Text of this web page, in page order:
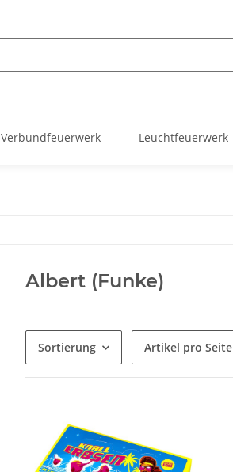
Verbundfeuerwerk Leuchtfeuerwerk
Albert (Funke)
Sortierung Artikel pro Seite